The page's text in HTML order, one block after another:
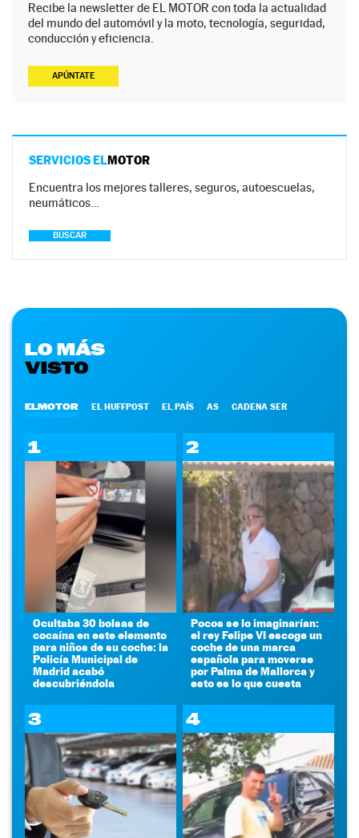
Recibe la newsletter de EL MOTOR con toda la actualidad
del mundo del automóvil y la moto, tecnología, seguridad,
conducción y eficiencia.
APÚNTATE
SERVICIOS ELMOTOR
Encuentra los mejores talleres, seguros, autoescuelas,
neumáticos…
BUSCAR
LO MÁS
VISTO
ELMOTOR EL HUFFPOST EL PAÍS AS CADENA SER
1
Ocultaba 30 bolsas de
cocaína en este elemento
para niños de su coche: la
Policía Municipal de
Madrid acabó
descubriéndola
2
Pocos se lo imaginarían:
el rey Felipe VI escoge un
coche de una marca
española para moverse
por Palma de Mallorca y
esto es lo que cuesta
3 4